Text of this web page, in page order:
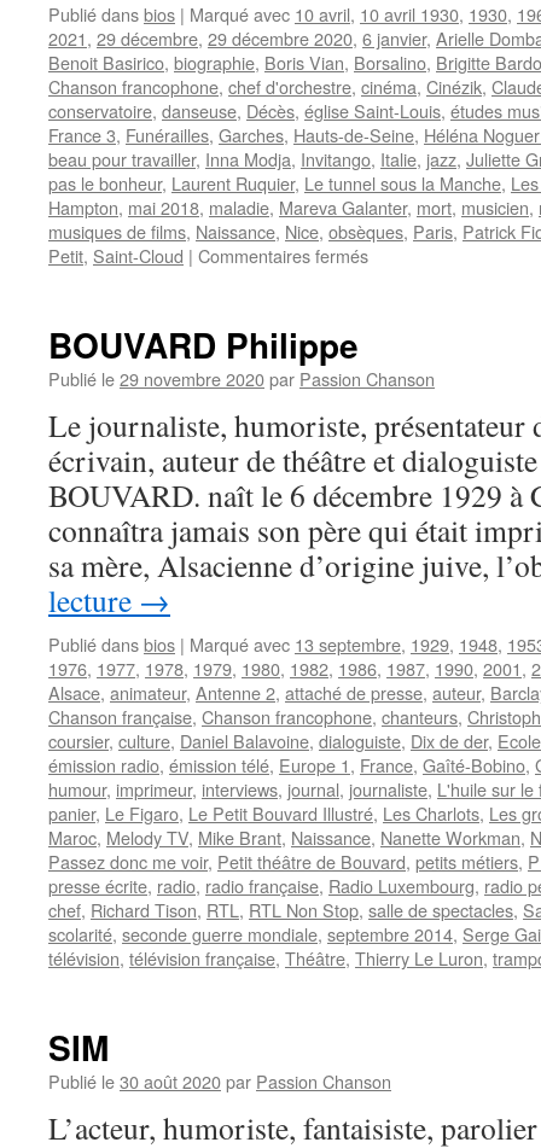
Publié dansbios | Marqué avec 10 avril, 10 avril 1930, 1930,
2021, 29 décembre, 29 décembre 2020, 6 janvier, Arielle
Benoit Basirico, biographie, Boris Vian, Borsalino, Brigitte
Chanson francophone, chef d'orchestre, cinéma, Cinézik,
conservatoire, danseuse, Décès, église Saint-Louis, études
France 3, Funérailles, Garches, Hauts-de-Seine, Héléna
beau pour travailler, Inna Modja, Invitango, Italie, jazz, Juliette
pas le bonheur, Laurent Ruquier, Le tunnel sous la Manche,
Hampton, mai 2018, maladie, Mareva Galanter, mort, musicien,
musiques de films, Naissance, Nice, obsèques, Paris, Patrick
Petit, Saint-Cloud | Commentaires ferméssur
BOUVARD Philippe
Publié le29 novembre 2020par Passion Chanson
Le journaliste, humoriste, présentateur
écrivain, auteur de théâtre et
BOUVARD. naît le 6 décembre 1929 à
connaîtra jamais son père qui était
sa mère, Alsacienne d’origine juive,
lecture →
Publié dansbios | Marqué avec 13 septembre, 1929, 1948,
1976, 1977, 1978, 1979, 1980, 1982, 1986, 1987, 1990, 2001,
Alsace, animateur, Antenne 2, attaché de presse, auteur,
Chanson française, Chanson francophone, chanteurs,
coursier, culture, Daniel Balavoine, dialoguiste, Dix de der,
émission radio, émission télé, Europe 1, France, Gaîté-Bobino,
humour, imprimeur, interviews, journal, journaliste, L'huile sur le
panier, Le Figaro, Le Petit Bouvard Illustré, Les Charlots, Les
Maroc, Melody TV, Mike Brant, Naissance, Nanette Workman,
Passez donc me voir, Petit théâtre de Bouvard, petits métiers,
presse écrite, radio, radio française, Radio Luxembourg, radio
chef, Richard Tison, RTL , RTL Non Stop, salle de spectacles,
scolarité, seconde guerre mondiale, septembre 2014, Serge
télévision, télévision française, Théâtre, Thierry Le Luron,
SIM
Publié le30 août 2020par Passion Chanson
L’acteur, humoriste, fantaisiste,